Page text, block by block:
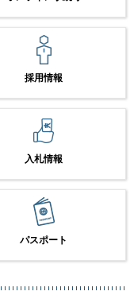
採用情報
入札情報
パスポート